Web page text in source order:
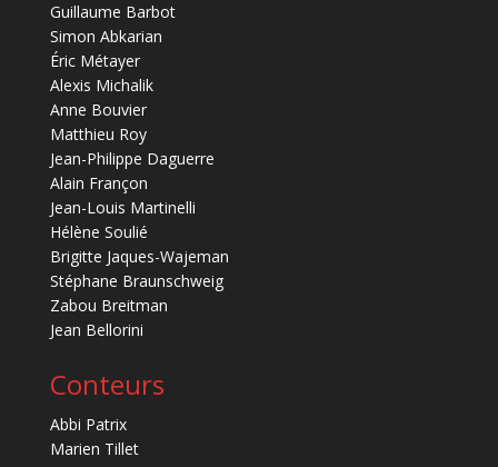
Guillaume Barbot
Simon Abkarian
Éric Métayer
Alexis Michalik
Anne Bouvier
Matthieu Roy
Jean-Philippe Daguerre
Alain Françon
Jean-Louis Martinelli
Hélène Soulié
Brigitte Jaques-Wajeman
Stéphane Braunschweig
Zabou Breitman
Jean Bellorini
Conteurs
Abbi Patrix
Marien Tillet